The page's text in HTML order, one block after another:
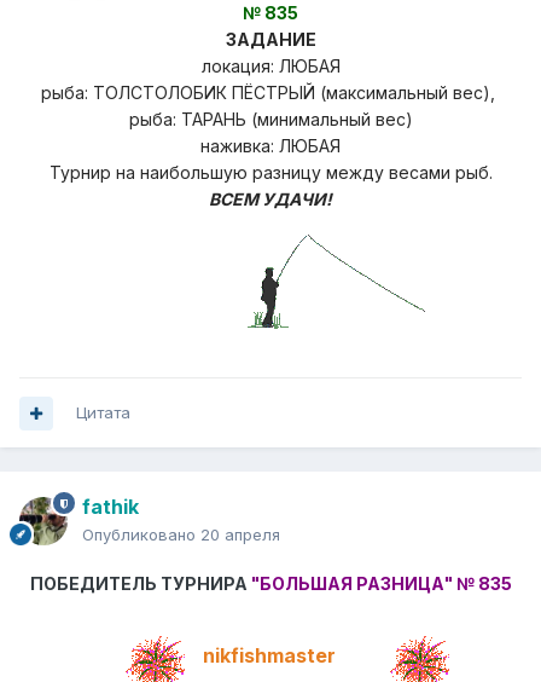
№ 835
ЗАДАНИЕ
локация: ЛЮБАЯ
рыба: ТОЛСТОЛОБИК ПЁСТРЫЙ (максимальный вес),
рыба: ТАРАНЬ (минимальный вес)
наживка: ЛЮБАЯ
Турнир на наибольшую разницу между весами рыб.
ВСЕМ УДАЧИ!
Цитата
fathik
Опубликовано 20 апреля
ПОБЕДИТЕЛЬ ТУРНИРА "БОЛЬШАЯ РАЗНИЦА" № 835
nikfishmaster